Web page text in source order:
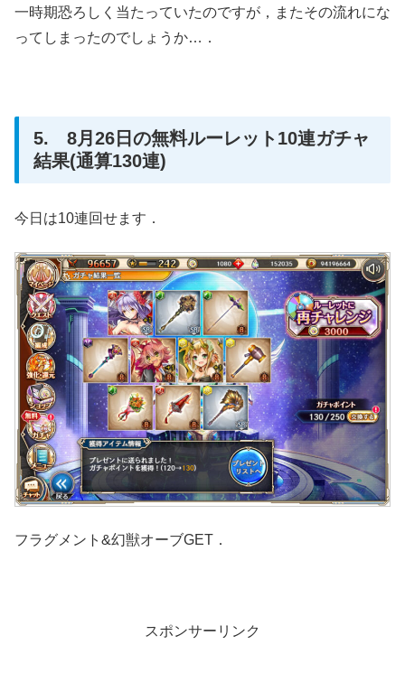
一時期恐ろしく当たっていたのですが，またその流れにな
ってしまったのでしょうか…．
5. 8月26日の無料ルーレット10連ガチャ
結果(通算130連)
今日は10連回せます．
フラグメント&幻獣オーブGET．
スポンサーリンク